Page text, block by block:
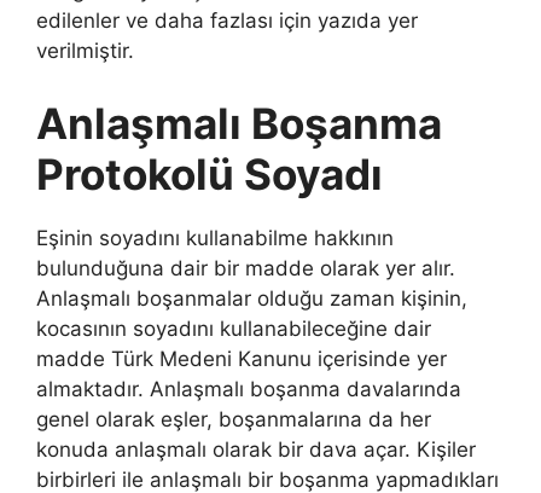
edilenler ve daha fazlası için yazıda yer
verilmiştir.
Anlaşmalı Boşanma
Protokolü Soyadı
Eşinin soyadını kullanabilme hakkının
bulunduğuna dair bir madde olarak yer alır.
Anlaşmalı boşanmalar olduğu zaman kişinin,
kocasının soyadını kullanabileceğine dair
madde Türk Medeni Kanunu içerisinde yer
almaktadır. Anlaşmalı boşanma davalarında
genel olarak eşler, boşanmalarına da her
konuda anlaşmalı olarak bir dava açar. Kişiler
birbirleri ile anlaşmalı bir boşanma yapmadıkları